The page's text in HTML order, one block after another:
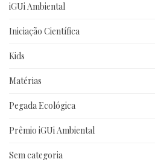
iGUi Ambiental
Iniciação Científica
Kids
Matérias
Pegada Ecológica
Prêmio iGUi Ambiental
Sem categoria